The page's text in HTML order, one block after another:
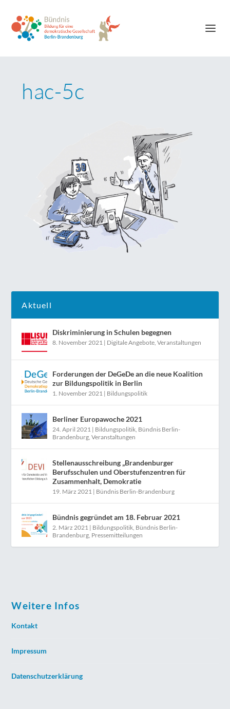
hac-5c
Aktuell
Diskriminierung in Schulen begegnen
8. November 2021 | Digitale Angebote,Veranstaltungen
Forderungen der DeGeDe an die neue Koalition
zur Bildungspolitik in Berlin
1. November 2021 | Bildungspolitik
Berliner Europawoche 2021
24. April 2021 | Bildungspolitik, Bündnis Berlin-
Brandenburg,Veranstaltungen
Stellenausschreibung „Brandenburger
Berufsschulen und Oberstufenzentren für
Zusammenhalt, Demokratie
19. März 2021 | Bündnis Berlin-Brandenburg
Bündnis gegründet am 18. Februar 2021
2. März 2021 | Bildungspolitik, Bündnis Berlin-
Brandenburg, Pressemitteilungen
Weitere Infos
Kontakt
Impressum
Datenschutzerklärung